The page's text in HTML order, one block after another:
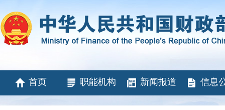
首页 职能机构 新闻报道 信息